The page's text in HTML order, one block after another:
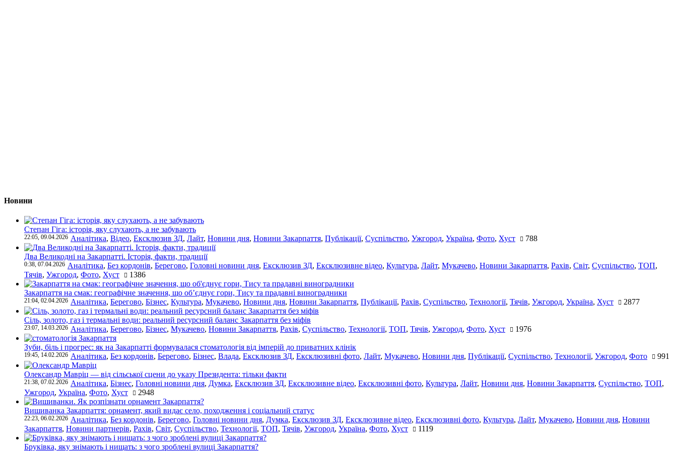
Новини
Степан Гіга: історія, яку слухають, а не забувають
22:05, 09.04.2026 Аналітика, Відео, Ексклюзив ЗД, Лайт, Новини дня, Новини Закарпаття, Публікації, Суспільство, Ужгород, Україна, Фото, Хуст 788
Два Великодні на Закарпатті. Історія, факти, традиції
0:38, 07.04.2026 Аналітика, Без кордонів, Берегово, Головні новини дня, Ексклюзив ЗД, Ексклюзивне відео, Культура, Лайт, Мукачево, Новини Закарпаття, Рахів, Світ, Суспільство, ТОП,
Тячів, Ужгород, Фото, Хуст 1386
Закарпаття на смак: географічне значення, що об’єднує гори, Тису та прадавні виноградники
21:04, 02.04.2026 Аналітика, Берегово, Бізнес, Культура, Мукачево, Новини дня, Новини Закарпаття, Публікації, Рахів, Суспільство, Технології, Тячів, Ужгород, Україна, Хуст 2877
Сіль, золото, газ і термальні води: реальний ресурсний баланс Закарпаття без міфів
23:07, 14.03.2026 Аналітика, Берегово, Бізнес, Мукачево, Новини Закарпаття, Рахів, Суспільство, Технології, ТОП, Тячів, Ужгород, Фото, Хуст 1976
Зуби, біль і прогрес: як на Закарпатті формувалася стоматологія від імперій до приватних клінік
19:45, 14.02.2026 Аналітика, Без кордонів, Берегово, Бізнес, Влада, Ексклюзив ЗД, Ексклюзивні фото, Лайт, Мукачево, Новини дня, Публікації, Суспільство, Технології, Ужгород, Фото 991
Олександр Мавріц — від сільської сцени до указу Президента: тільки факти
21:38, 07.02.2026 Аналітика, Бізнес, Головні новини дня, Думка, Ексклюзив ЗД, Ексклюзивне відео, Ексклюзивні фото, Культура, Лайт, Новини дня, Новини Закарпаття, Суспільство, ТОП,
Ужгород, Україна, Фото, Хуст 2948
Вишиванка Закарпаття: орнамент, який видає село, походження і соціальний статус
22:23, 06.02.2026 Аналітика, Без кордонів, Берегово, Головні новини дня, Думка, Ексклюзив ЗД, Ексклюзивне відео, Ексклюзивні фото, Культура, Лайт, Мукачево, Новини дня, Новини
Закарпаття, Новини партнерів, Рахів, Світ, Суспільство, Технології, ТОП, Тячів, Ужгород, Україна, Фото, Хуст 1119
Бруківка, яку знімають і нищать: з чого зроблені вулиці Закарпаття?